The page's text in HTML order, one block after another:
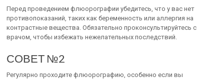
Перед проведением флюорографии убедитесь, что у вас нет
противопоказаний, таких как беременность или аллергия на
контрастные вещества. Обязательно проконсультируйтесь с
врачом, чтобы избежать нежелательных последствий.
СОВЕТ №2
Регулярно проходите флюорографию, особенно если вы